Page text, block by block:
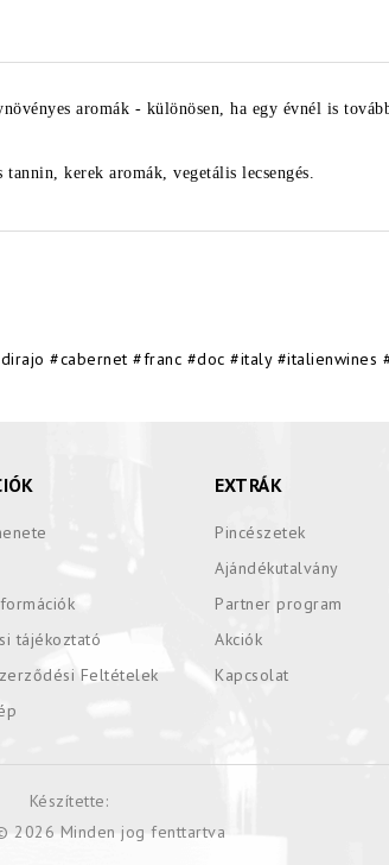
aromák - különösen, ha egy évnél is
tannin, kerek aromák, vegetális lecsengés.
#cabernet #franc #doc #italy
tájékoztató
Feltételek
EXTRÁK
Pincészetek
Ajándékutalvány
Partner program
Akciók
Kapcsolat
Készítette:
2026 Minden jog fenttartva